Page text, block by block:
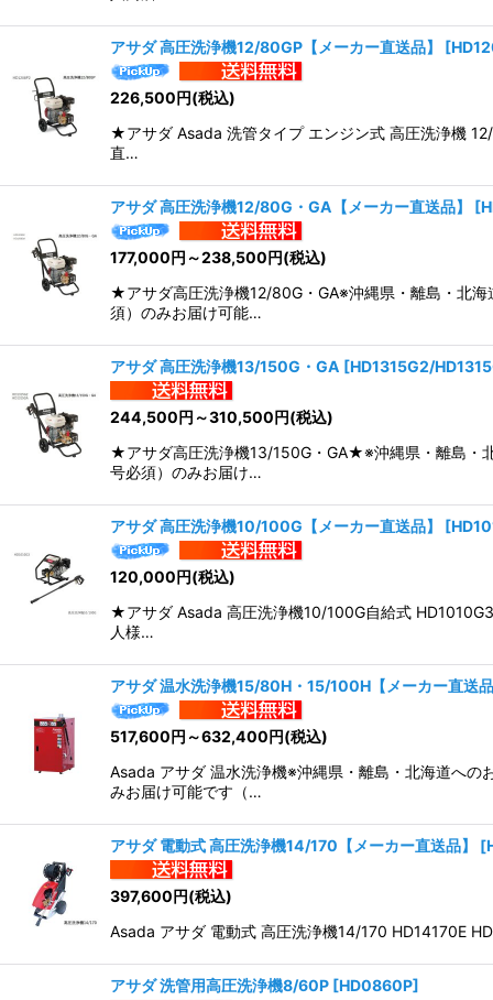
アサダ 高圧洗浄機12/80GP【メーカー直送品】 [
226,500円(税込)
★アサダ Asada 洗管タイプ エンジン式 高圧洗浄機
直…
アサダ 高圧洗浄機12/80G・GA【メーカー直送品】 [
177,000円 ～238,500円(税込)
★アサダ高圧洗浄機12/80G・GA※沖縄県・離島・北
須）のみお届け可能…
アサダ 高圧洗浄機13/150G・GA [HD1315G2/
244,500円 ～310,500円(税込)
★アサダ高圧洗浄機13/150G・GA★※沖縄県・離島・
号必須）のみお届け…
アサダ 高圧洗浄機10/100G【メーカー直送品】 [
120,000円(税込)
★アサダ Asada 高圧洗浄機10/100G自給式
人様…
アサダ 温水洗浄機15/80H・15/100H【メーカー直送
517,600円 ～632,400円(税込)
Asada アサダ 温水洗浄機※沖縄県・離島・北海道への
みお届け可能です（…
アサダ 電動式 高圧洗浄機14/170【メーカー直送品】 [
397,600円(税込)
Asada アサダ 電動式 高圧洗浄機14/170 HD14170E
アサダ 洗管用高圧洗浄機8/60P [HD0860P]